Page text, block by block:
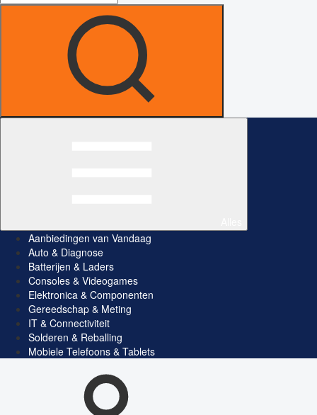
Aanbiedingen van Vandaag
Auto & Diagnose
Batterijen & Laders
Consoles & Videogames
Elektronica & Componenten
Gereedschap & Meting
IT & Connectiviteit
Solderen & Reballing
Mobiele Telefoons & Tablets